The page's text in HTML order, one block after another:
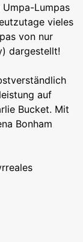
Lumpas
vieles
von nur
dargestellt!
auf
Bucket. Mit
Bonham